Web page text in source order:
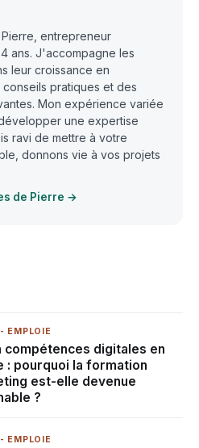
entrepreneur
ans. J'accompagne les
leur croissance en
pratiques et des
Mon expérience variée
une expertise
ravi de mettre à votre
donnons vie à vos projets
de Pierre →
EMPLOIE
compétences digitales en
: pourquoi la formation
est-elle devenue
?
EMPLOIE